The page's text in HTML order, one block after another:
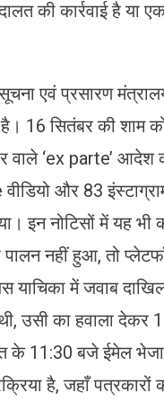
की कार्रवाई है या
एवं प्रसारण
16 सितंबर की शाम
वाले ‘ex parte’ आदेश
और 83
इन नोटिसों में यह भी
नहीं हुआ, तो
याचिका में जवाब
उसी का हवाला देकर
के 11:30 बजे ईमेल भेजा
है, जहाँ पत्रकारों